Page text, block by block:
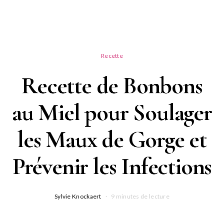
Recette
Recette de Bonbons
au Miel pour Soulager
les Maux de Gorge et
Prévenir les Infections
Sylvie Knockaert 9 minutes de lecture